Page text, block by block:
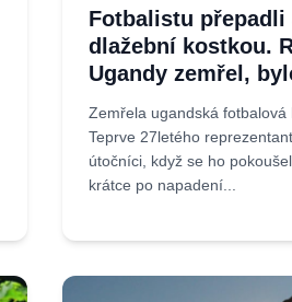
Fotbalistu přepadli
dlažební kostkou.
Ugandy zemřel,
Zemřela ugandská fotbalová
Teprve 27letého
útočníci, když se ho
krátce po napadení...